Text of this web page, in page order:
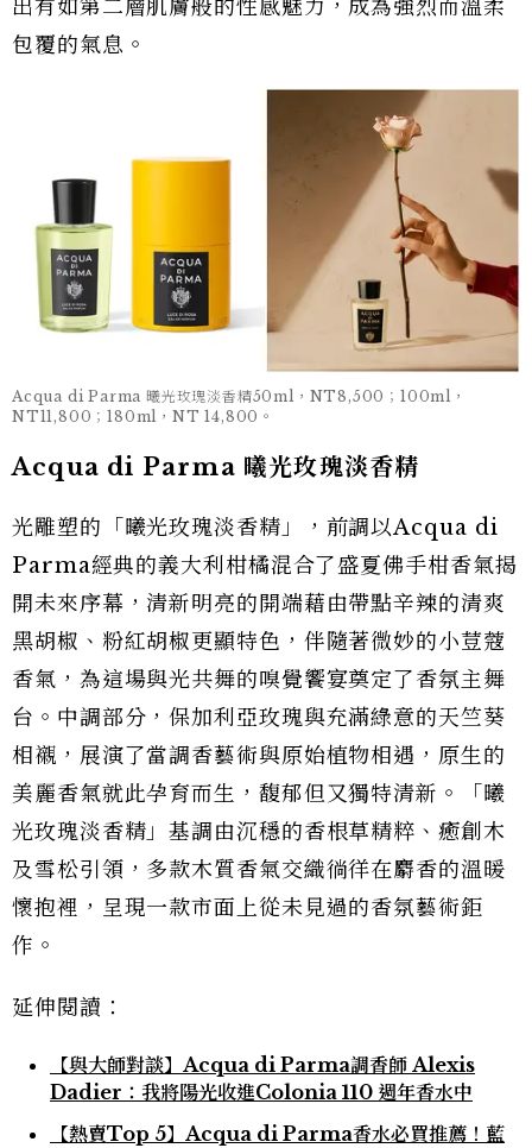
出有如第二層肌膚般的性感魅力，成為強烈而溫柔
包覆的氣息。
Acqua di Parma 曦光玫瑰淡香精50ml，NT8,500；100ml，
NT11,800；180ml，NT 14,800。
Acqua di Parma 曦光玫瑰淡香精
光雕塑的「曦光玫瑰淡香精」，前調以Acqua di
Parma經典的義大利柑橘混合了盛夏佛手柑香氣揭
開未來序幕，清新明亮的開端藉由帶點辛辣的清爽
黑胡椒、粉紅胡椒更顯特色，伴隨著微妙的小荳蔻
香氣，為這場與光共舞的嗅覺饗宴奠定了香氛主舞
台。中調部分，保加利亞玫瑰與充滿綠意的天竺葵
相襯，展演了當調香藝術與原始植物相遇，原生的
美麗香氣就此孕育而生，馥郁但又獨特清新。「曦
光玫瑰淡香精」基調由沉穩的香根草精粹、癒創木
及雪松引領，多款木質香氣交織徜徉在麝香的溫暖
懷抱裡，呈現一款市面上從未見過的香氛藝術鉅
作。
延伸閱讀：
【與大師對談】Acqua di Parma調香師 Alexis
Dadier：我將陽光收進Colonia 110 週年香水中
【熱賣Top 5】Acqua di Parma香水必買推薦！藍